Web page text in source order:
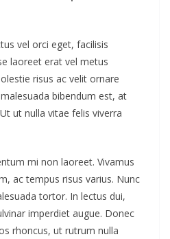
vel orci eget, facilisis
laoreet erat vel metus
risus ac velit ornare
bibendum est, at
ut nulla vitae felis viverra
mi non laoreet. Vivamus
ac tempus risus varius. Nunc
tortor. In lectus dui,
imperdiet augue. Donec
rhoncus, ut rutrum nulla